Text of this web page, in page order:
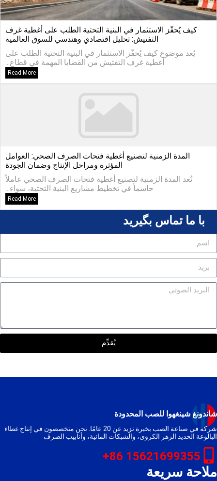
كيف يُحفّز الاستثمار في البنية التحتية الطلب على أغطية غرف
التفتيش: تحليل اقتصادي وهندسي للسوق العالمية
يُعد موضوع كيف يُحفّز الاستثمار في البنية التحتية الطلب على
أغطية غرف التفتيش من القضايا المهمة في قطاع...
Read More
المدة الزمنية لتصنيع أغطية فتحات الصرف الصحي: العوامل
المؤثرة ومراحل الإنتاج وضمان الجودة
تُعد المدة الزمنية لتصنيع أغطية فتحات الصرف الصحي عاملاً
حاسماً في تخطيط مشاريع البنية التحتية، سواء...
Read More
با ما تماس بگیرید
يُقدِّم
شينغهوا للصب المحدودة
شركة في صناعة الصب بخبرة تزيد عن 20 عامًا. نحن متخصصون في إنتاج غطاء
الحديد الزهر الكروي، والشبكات المائية، وأنابيب الصرف
15621699355 86+
سريعة